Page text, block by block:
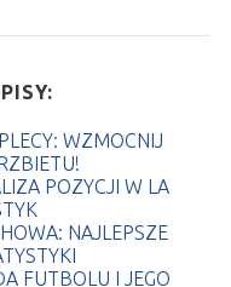
WZMOCNIJ
POZYCJI W LA
NAJLEPSZE
FUTBOLU I JEGO